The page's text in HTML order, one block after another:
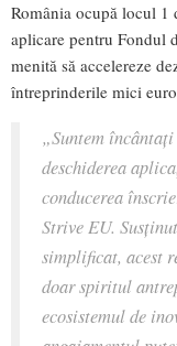
România ocupă locul 1
aplicare pentru Fondul
menită să accelereze
întreprinderile mici
„Suntem
deschiderea
conducerea
Strive EU.
simplificat, acest
doar spiritul
ecosistemul de